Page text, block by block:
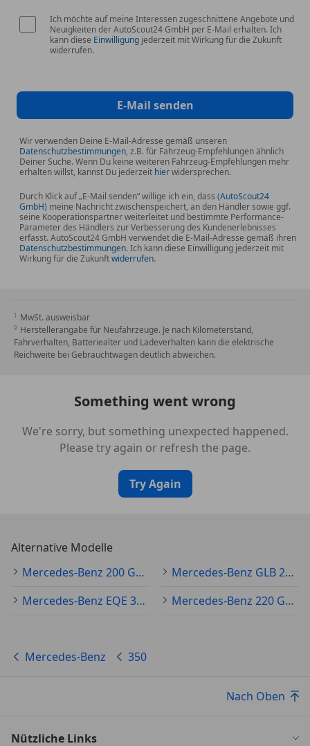
Ich möchte auf meine Interessen zugeschnittene Angebote und
Neuigkeiten der AutoScout24 GmbH per E-Mail erhalten. Ich
kann diese Einwilligung jederzeit mit Wirkung für die Zukunft
widerrufen.
E-Mail senden
Wir verwenden Deine E-Mail-Adresse gemäß unseren
Datenschutzbestimmungen, z.B. für Fahrzeug-Empfehlungen ähnlich
Deiner Suche. Wenn Du keine weiteren Fahrzeug-Empfehlungen mehr
erhalten willst, kannst Du jederzeit hierwidersprechen.
Durch Klick auf „E-Mail senden“ willige ich ein, dass (AutoScout24
GmbH) meine Nachricht zwischenspeichert, an den Händler sowie ggf.
seine Kooperationspartner weiterleitet und bestimmte Performance-
Parameter des Händlers zur Verbesserung des Kundenerlebnisses
erfasst. AutoScout24 GmbH verwendet die E-Mail-Adresse gemäß ihren
Datenschutzbestimmungen. Ich kann diese Einwilligung jederzeit mit
Wirkung für die Zukunftwiderrufen.
MwSt. ausweisbar
Herstellerangabe für Neufahrzeuge. Je nach Kilometerstand,
Fahrverhalten, Batteriealter und Ladeverhalten kann die elektrische
Reichweite bei Gebrauchtwagen deutlich abweichen.
Something went wrong
We're sorry, but something unexpected happened.
Please try again or refresh the page.
Try Again
Alternative Modelle
Mercedes-Benz 200 Gebraucht
Mercedes-Benz GLB 250 Gebraucht
Mercedes-Benz EQE 350 Gebraucht
Mercedes-Benz 220 Gebraucht
Mercedes-Benz 350
Nach Oben
Nützliche Links